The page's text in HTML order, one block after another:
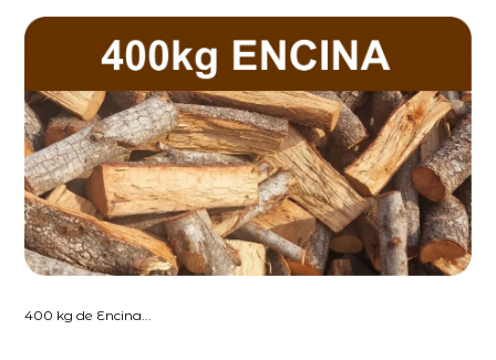
400 kg de Encina...